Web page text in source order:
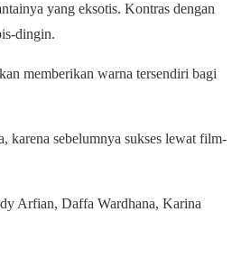
yang eksotis. Kontras dengan
dingin.
memberikan warna tersendiri bagi
karena sebelumnya sukses lewat film-
Arfian, Daffa Wardhana, Karina